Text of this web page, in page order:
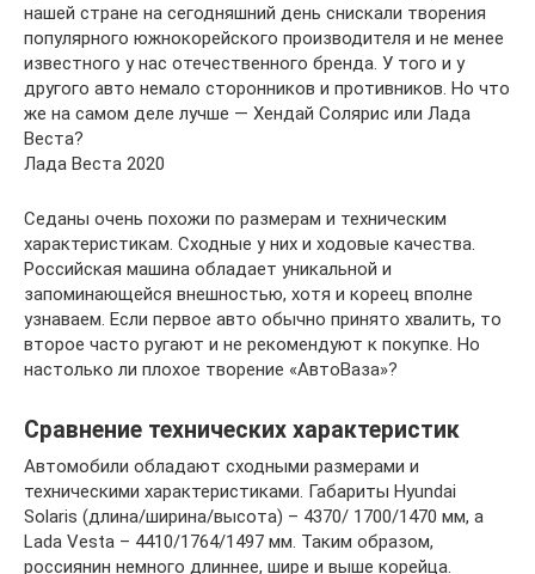
нашей стране на сегодняшний день снискали творения
популярного южнокорейского производителя и не менее
известного у нас отечественного бренда. У того и у
другого авто немало сторонников и противников. Но что
же на самом деле лучше — Хендай Солярис или Лада
Веста?
Лада Веста 2020
Седаны очень похожи по размерам и техническим
характеристикам. Сходные у них и ходовые качества.
Российская машина обладает уникальной и
запоминающейся внешностью, хотя и кореец вполне
узнаваем. Если первое авто обычно принято хвалить, то
второе часто ругают и не рекомендуют к покупке. Но
настолько ли плохое творение «АвтоВаза»?
Сравнение технических характеристик
Автомобили обладают сходными размерами и
техническими характеристиками. Габариты Hyundai
Solaris (длина/ширина/высота) – 4370/ 1700/1470 мм, а
Lada Vesta – 4410/1764/1497 мм. Таким образом,
россиянин немного длиннее, шире и выше корейца.